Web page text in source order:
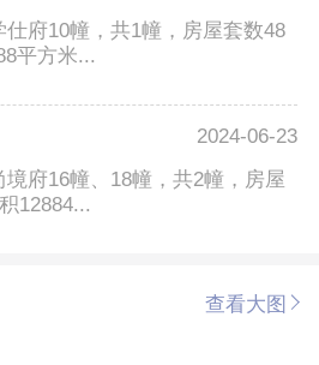
府10幢，共1幢，房屋套数48
平方米...
2024-06-23
府16幢、18幢，共2幢，房屋
12884...
查看大图